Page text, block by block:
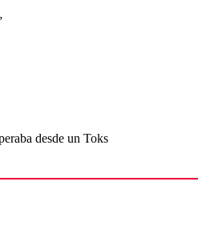
desde un Toks